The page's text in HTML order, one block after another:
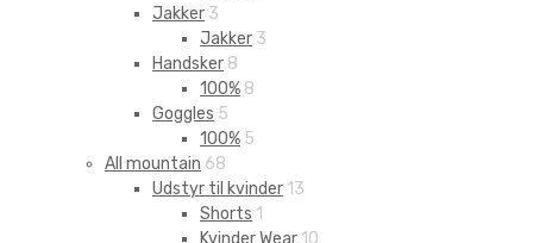
Jakker 3
Jakker 3
Handsker 8
100% 8
Goggles 5
100% 5
All mountain 68
Udstyr til kvinder 13
Shorts 1
Kvinder Wear 10